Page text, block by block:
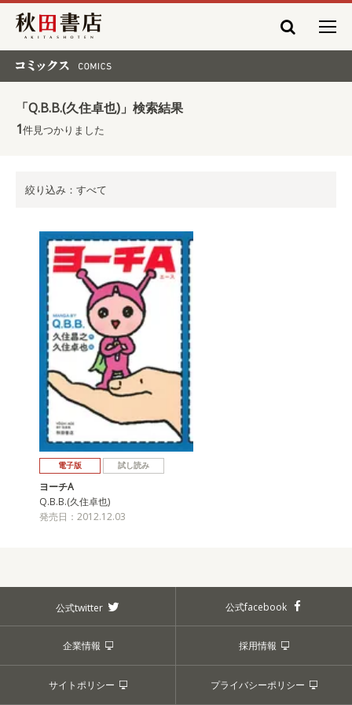
秋田書店
「Q.B.B.(久住卓也)」検索結果
1件見つかりました
絞り込み：すべて
電子版 試し読み
ヨーチA
Q.B.B.(久住卓也)
発売日：2012.12.03
公式twitter 公式facebook
企業情報 採用情報
サイトポリシー プライバシーポリシー